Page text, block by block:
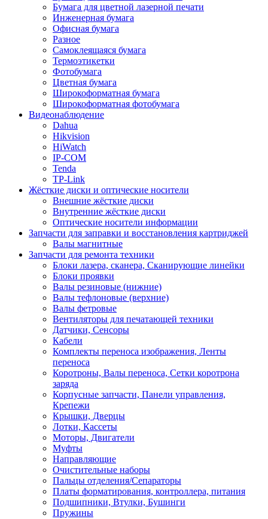
Бумага для цветной лазерной печати
Инженерная бумага
Офисная бумага
Разное
Самоклеящаяся бумага
Термоэтикетки
Фотобумага
Цветная бумага
Широкоформатная бумага
Широкоформатная фотобумага
Видеонаблюдение
Dahua
Hikvision
HiWatch
IP-COM
Tenda
TP-Link
Жёсткие диски и оптические носители
Внешние жёсткие диски
Внутренние жёсткие диски
Оптические носители информации
Запчасти для заправки и восстановления картриджей
Валы магнитные
Запчасти для ремонта техники
Блоки лазера, сканера, Сканирующие линейки
Блоки проявки
Валы резиновые (нижние)
Валы тефлоновые (верхние)
Валы фетровые
Вентиляторы для печатающей техники
Датчики, Сенсоры
Кабели
Комплекты переноса изображения, Ленты
переноса
Коротроны, Валы переноса, Сетки коротрона
заряда
Корпусные запчасти, Панели управления,
Крепежи
Крышки, Дверцы
Лотки, Кассеты
Моторы, Двигатели
Муфты
Направляющие
Очистительные наборы
Пальцы отделения/Сепараторы
Платы форматирования, контроллера, питания
Подшипники, Втулки, Бушинги
Пружины